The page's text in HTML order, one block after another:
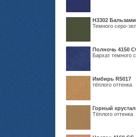
Н3302
Темного серо-
Полночь 4150
Бархат темного
Имбирь R5017
тёплого оттенка
Горный
Тёплого оттенка